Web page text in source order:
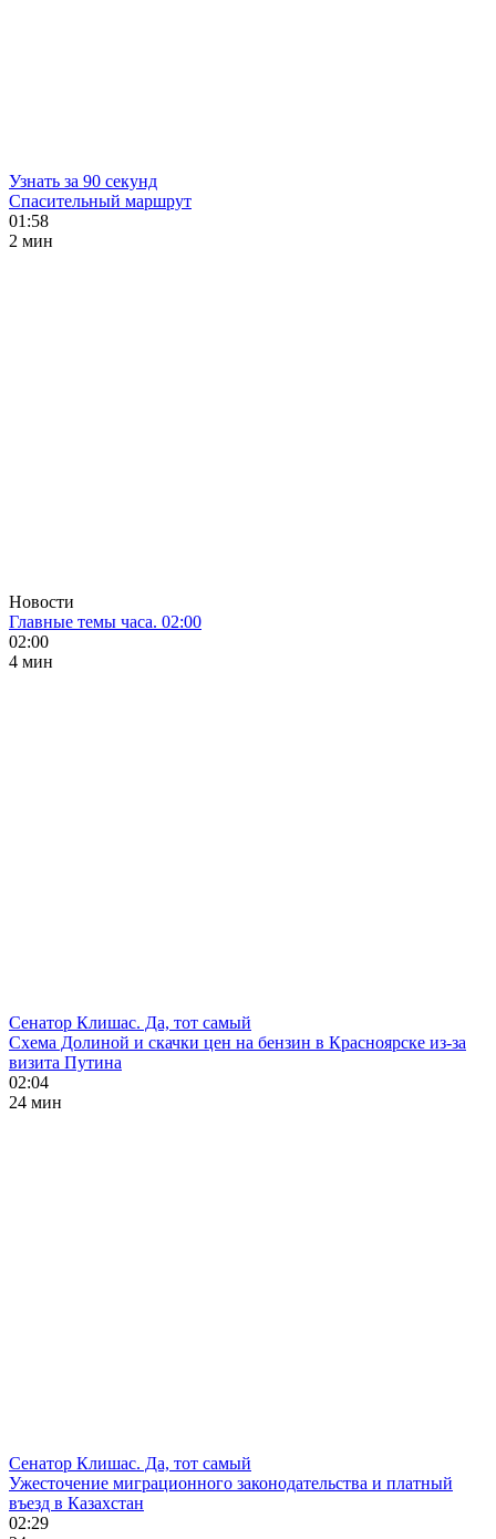
Узнать за 90 секунд
Спасительный маршрут
01:58
2 мин
Новости
Главные темы часа. 02:00
02:00
4 мин
Сенатор Клишас. Да, тот самый
Схема Долиной и скачки цен на бензин в Красноярске из-за
визита Путина
02:04
24 мин
Сенатор Клишас. Да, тот самый
Ужесточение миграционного законодательства и платный
въезд в Казахстан
02:29